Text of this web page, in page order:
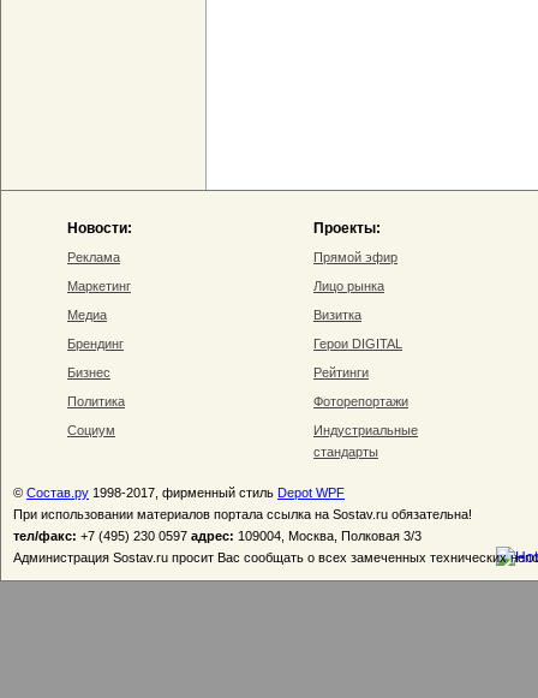
Новости:
Реклама
Маркетинг
Медиа
Брендинг
Бизнес
Политика
Социум
Проекты:
Прямой эфир
Лицо рынка
Визитка
Герои DIGITAL
Рейтинги
Фоторепортажи
Индустриальные
стандарты
© Состав.ру 1998-2017, фирменный стиль Depot WPF
При использовании материалов портала ссылка на Sostav.ru обязательна!
тел/факс: +7 (495) 230 0597 адрес: 109004, Москва, Полковая 3/3
Администрация Sostav.ru просит Вас сообщать о всех замеченных технических